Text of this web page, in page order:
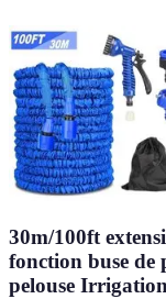
30m/100ft
fonction buse
pelouse